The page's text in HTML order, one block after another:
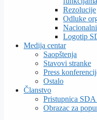
Rezolucije
Odluke
Logotip
Medija centar
Saopštenja
Stavovi stranke
Press
Ostalo
Članstvo
Pristupnica SDA
Obrazac za